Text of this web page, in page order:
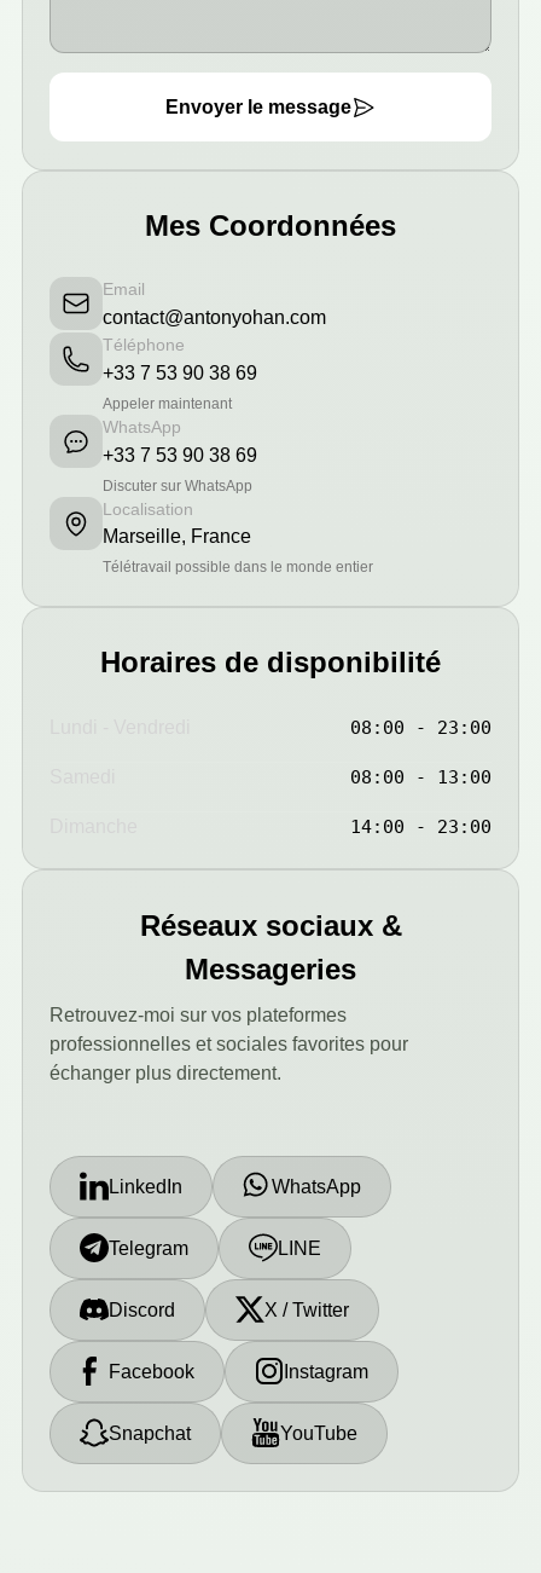
Envoyer le message
Mes Coordonnées
Email
contact@antonyohan.com
Téléphone
+33 7 53 90 38 69
Appeler maintenant
WhatsApp
+33 7 53 90 38 69
Discuter sur WhatsApp
Localisation
Marseille, France
Télétravail possible dans le monde entier
Horaires de disponibilité
08:00 - 23:00
08:00 - 13:00
14:00 - 23:00
Réseaux sociaux &
Messageries
Retrouvez-moi sur vos plateformes
professionnelles et sociales favorites pour
échanger plus directement.
LinkedIn WhatsApp
Telegram LINE
Discord X / Twitter
Facebook Instagram
Snapchat YouTube